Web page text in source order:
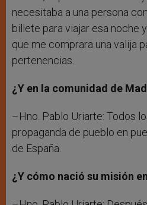
necesitaba a una persona
billete para viajar esa noche
que me comprara una valija
pertenencias.
¿Y en la comunidad de
–Hno. Pablo Uriarte: Todos
propaganda de pueblo en
de España.
¿Y cómo nació su misión